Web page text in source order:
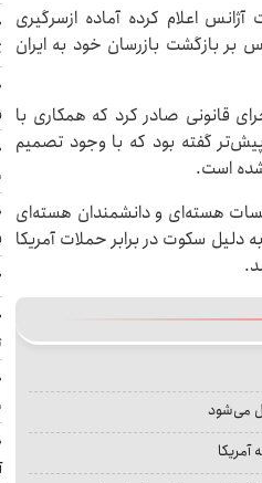
اعلام کرده آماده ازسرگیری
بر بازگشت بازرسان خود به ایران
قانونی صادر کرد که همکاری با
گفته بود که با وجود تصمیم
است.
هسته‌ای و دانشمندان هسته‌ای
دلیل سکوت در برابر حملات آمریکا
می‌شود